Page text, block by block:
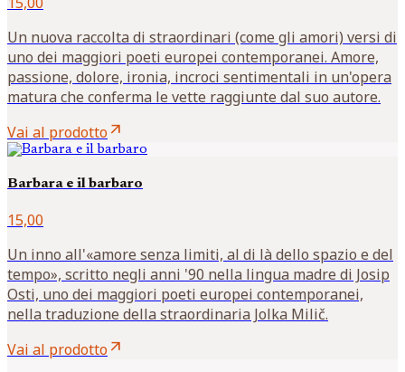
Un nuova raccolta di straordinari (come gli amori) versi di
uno dei maggiori poeti europei contemporanei. Amore,
passione, dolore, ironia, incroci sentimentali in un'opera
matura che conferma le vette raggiunte dal suo autore.
Vai al prodottoarrow_outward
Barbara e il barbaro
15,00
Un inno all'«amore senza limiti, al di là dello spazio e del
tempo», scritto negli anni '90 nella lingua madre di Josip
Osti, uno dei maggiori poeti europei contemporanei,
nella traduzione della straordinaria Jolka Milič.
Vai al prodottoarrow_outward